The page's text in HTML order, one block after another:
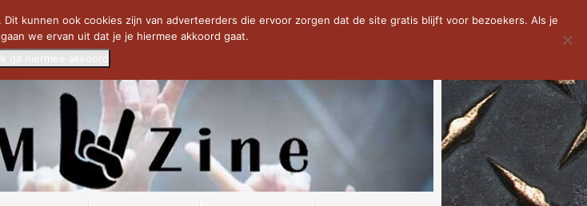
– U... SAVATAGE KOMT TERUG IN 0... CD VAN DE WEEK: SLEEPING...
kunnen ook cookies zijn van adverteerders die ervoor zorgen dat de site gratis blijft voor bezoekers. Als je
we ervan uit dat je je hiermee akkoord gaat.
Ik ga hiermee akkoord